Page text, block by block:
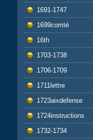
1691-1747
1699comté
16th
1703-1738
1706-1709
1711lettre
1723aixdefense
1724instructions
1732-1734